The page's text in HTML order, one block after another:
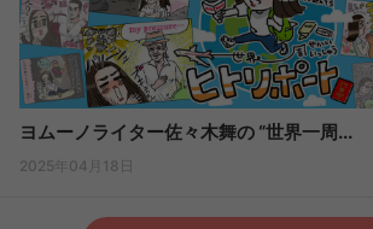
ヨムーノライター佐々木舞の “世界一周...
2025年04月18日